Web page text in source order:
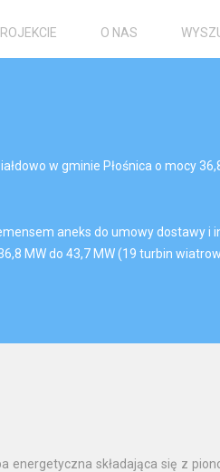
O NAS
w gminie Płośnica o mocy
aneks do umowy dostawy i
MW do 43,7 MW (19 turbin
energetyczna składająca się z